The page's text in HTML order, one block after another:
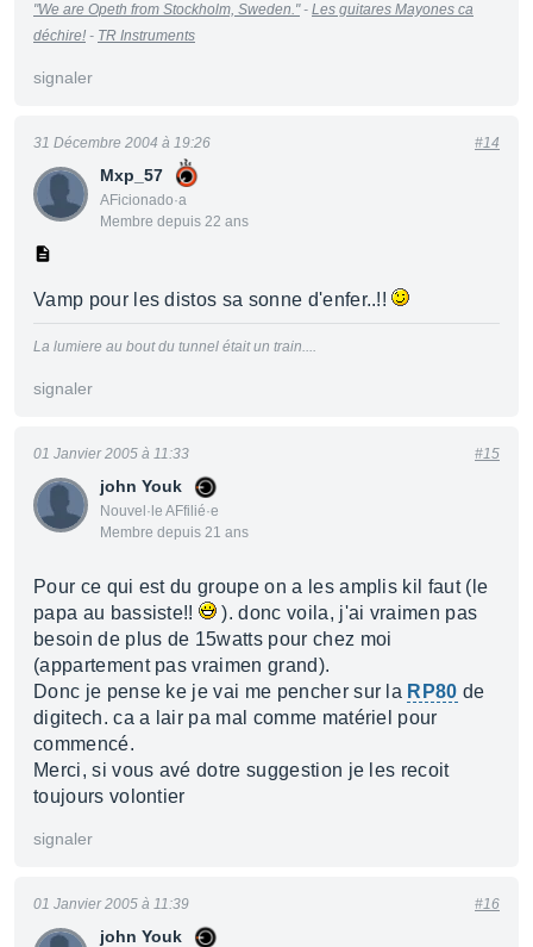
"We are Opeth from Stockholm, Sweden."- Les guitares Mayones ca
déchire! - TR Instruments
signaler
Mxp_57
AFicionado·a
Membre depuis 22 ans
31 Décembre 2004 à 19:26 #14
Vamp pour les distos sa sonne d'enfer..!!
La lumiere au bout du tunnel était un train....
signaler
john Youk
Nouvel·le AFfilié·e
Membre depuis 21 ans
01 Janvier 2005 à 11:33 #15
Pour ce qui est du groupe on a les amplis kil faut (le
papa au bassiste!!
). donc voila, j'ai vraimen pas
besoin de plus de 15watts pour chez moi
(appartement pas vraimen grand).
Donc je pense ke je vai me pencher sur la RP80 de
digitech. ca a lair pa mal comme matériel pour
commencé.
Merci, si vous avé dotre suggestion je les recoit
toujours volontier
signaler
john Youk
01 Janvier 2005 à 11:39 #16